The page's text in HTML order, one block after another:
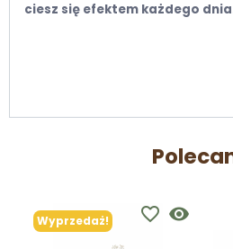
ciesz się efektem każdego
Wyprzedaż! visibility
favorite_border